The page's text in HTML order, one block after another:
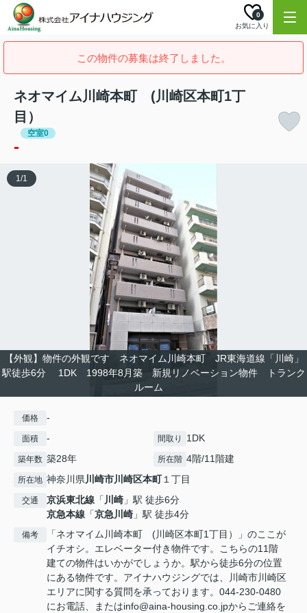
お気に入り
0
この物件の募集は終了しました。
ネオマイム川崎本町 (川崎区本町1丁
目）
空室0
-
【外観】物件の外観です ネオマイム川崎本町 JR東海道線「川崎」
駅徒歩6分 1DK 1998年8月築 新規リノベーション物件 トランク
ルーム
1/1
価格 -
面積 - 間取り 1DK
築年数 築28年 所在階 4階/11階建
所在地 神奈川県川崎市川崎区本町１丁目
交通 京浜東北線 「 川崎 」駅 徒歩6分
京急本線 「京急川崎 」駅 徒歩4分
備考
「ネオマイム川崎本町 (川崎区本町1丁目）」のここが
イチオシ。エレベーター付き物件です。こちらの11階
建ての物件はいかがでしょうか。駅から徒歩6分の位置
にある物件です。アイナハウジングでは、川崎市川崎区
エリアに関する質問を承っております。044-230-0480
にお電話、またはinfo@aina-housing.co.jpからご連絡を